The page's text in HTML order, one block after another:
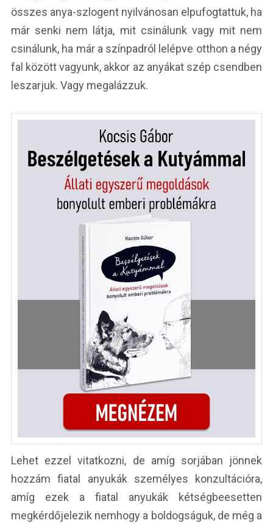
összes anya-szlogent nyilvánosan elpufogtattuk, ha
már senki nem látja, mit csinálunk vagy mit nem
csinálunk, ha már a színpadról lelépve otthon a négy
fal között vagyunk, akkor az anyákat szép csendben
leszarjuk. Vagy megalázzuk.
Lehet ezzel vitatkozni, de amíg sorjában jönnek
hozzám fiatal anyukák személyes konzultációra,
amíg ezek a fiatal anyukák kétségbeesetten
megkérdőjelezik nemhogy a boldogságuk, de még a